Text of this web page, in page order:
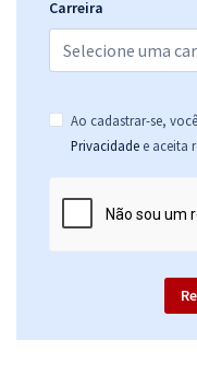
Carreira
Ao cadastrar-se,
Privacidade e aceita